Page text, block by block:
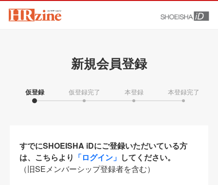
新規会員登録
仮登録 仮登録完了 本登録 本登録完了
すでにSHOEISHA iDにご登録いただいている方
は、こちらより 「ログイン」 してください。
（旧SEメンバーシップ登録者を含む）